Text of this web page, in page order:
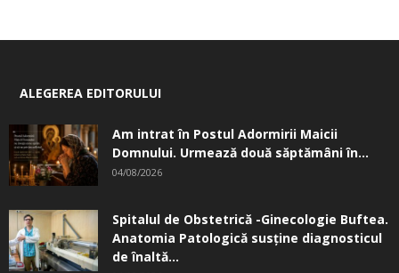
ALEGEREA EDITORULUI
Am intrat în Postul Adormirii Maicii
Domnului. Urmează două săptămâni în...
04/08/2026
Spitalul de Obstetrică -Ginecologie Buftea.
Anatomia Patologică susţine diagnosticul
de înaltă...